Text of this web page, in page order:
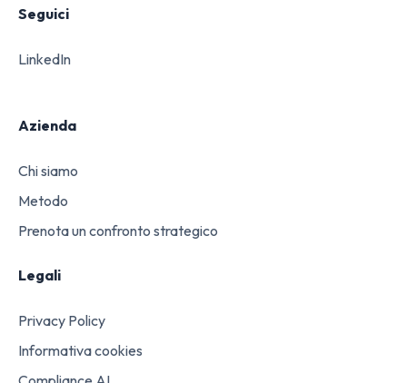
Seguici
LinkedIn
Azienda
Chi siamo
Metodo
Prenota un confronto strategico
Legali
Privacy Policy
Informativa cookies